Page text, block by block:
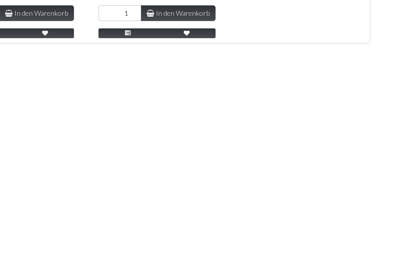
In den Warenkorb In den Warenkorb